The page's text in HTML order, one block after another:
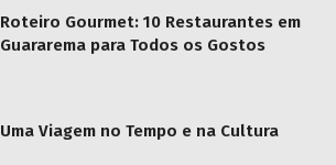
Roteiro Gourmet: 10 Restaurantes em
Guararema para Todos os Gostos
Uma Viagem no Tempo e na Cultura